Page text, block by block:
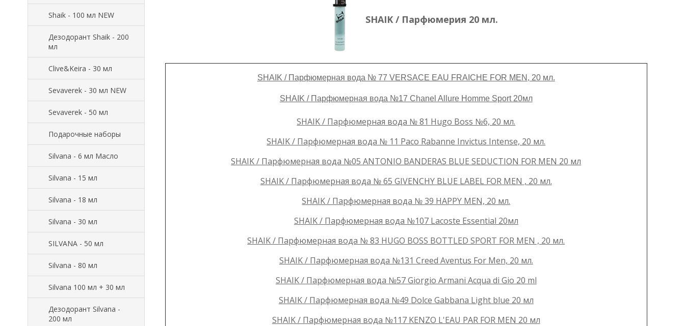
Shaik - 100 мл NEW
Дезодорант Shaik - 200
мл
Clive&Keira - 30 мл
Sevaverek - 30 мл NEW
Sevaverek - 50 мл
Подарочные наборы
Silvana - 6 мл Масло
Silvana - 15 мл
Silvana - 18 мл
Silvana - 30 мл
SILVANA - 50 мл
Silvana - 80 мл
Silvana 100 мл + 30 мл
Дезодорант Silvana -
200 мл
SHAIK / Парфюмерия 20 мл.
SHAIK / Парфюмерная вода № 77 VERSACE EAU FRAICHE FOR MEN, 20 мл.
SHAIK / Парфюмерная вода №17 Chanel Allure Homme Sport 20мл
SHAIK / Парфюмерная вода № 81 Hugo Boss №6, 20 мл.
SHAIK / Парфюмерная вода № 11 Paco Rabanne Invictus Intense, 20 мл.
SHAIK / Парфюмерная вода №05 ANTONIO BANDERAS BLUE SEDUCTION FOR MEN 20 мл
SHAIK / Парфюмерная вода № 65 GIVENCHY BLUE LABEL FOR MEN , 20 мл.
SHAIK / Парфюмерная вода № 39 HAPPY MEN, 20 мл.
SHAIK / Парфюмерная вода №107 Lacoste Essential 20мл
SHAIK / Парфюмерная вода № 83 HUGO BOSS BOTTLED SPORT FOR MEN , 20 мл.
SHAIK / Парфюмерная вода №131 Creed Aventus For Men, 20 мл.
SHAIK / Парфюмерная вода №57 Giorgio Armani Acqua di Gio 20 ml
SHAIK / Парфюмерная вода №49 Dolce Gabbana Light blue 20 мл
SHAIK / Парфюмерная вода №117 KENZO L'EAU PAR FOR MEN 20 мл